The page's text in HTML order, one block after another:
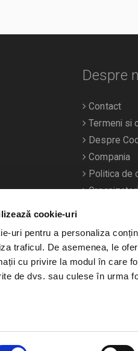
cookie-uri
uri pentru a personaliza
traficul. De asemenea, le
cu privire la modul în care
de dvs. sau culese în urma
Despre
Contact
Termeni si
Despre
Compania
Politica de